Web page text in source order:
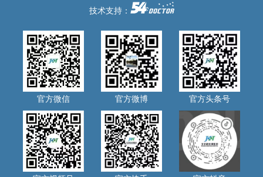
技术支持：
官方微信 官方微博 官方头条号